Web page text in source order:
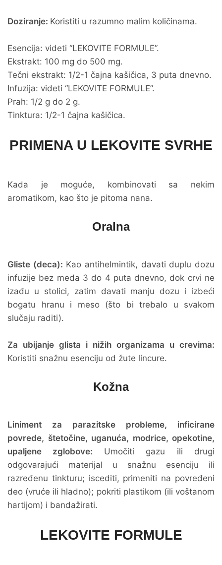
Doziranje: Koristiti u razumno malim količinama.
Esencija: videti “LEKOVITE FORMULE”.
Ekstrakt: 100 mg do 500 mg.
Tečni ekstrakt: 1/2-1 čajna kašičica, 3 puta dnevno.
Infuzija: videti “LEKOVITE FORMULE”.
Prah: 1/2 g do 2 g.
Tinktura: 1/2-1 čajna kašičica.
PRIMENA U LEKOVITE SVRHE
Kada je moguće, kombinovati sa nekim
aromatikom, kao što je pitoma nana.
Oralna
Gliste (deca): Kao antihelmintik, davati duplu dozu
infuzije bez meda 3 do 4 puta dnevno, dok crvi ne
izađu u stolici, zatim davati manju dozu i izbeći
bogatu hranu i meso (što bi trebalo u svakom
slučaju raditi).
Za ubijanje glista i nižih organizama u crevima:
Koristiti snažnu esenciju od žute lincure.
Kožna
Liniment za parazitske probleme, inficirane
povrede, štetočine, uganuća, modrice, opekotine,
upaljene zglobove: Umočiti gazu ili drugi
odgovarajući materijal u snažnu esenciju ili
razređenu tinkturu; iscediti, primeniti na povređeni
deo (vruće ili hladno); pokriti plastikom (ili voštanom
hartijom) i bandažirati.
LEKOVITE FORMULE